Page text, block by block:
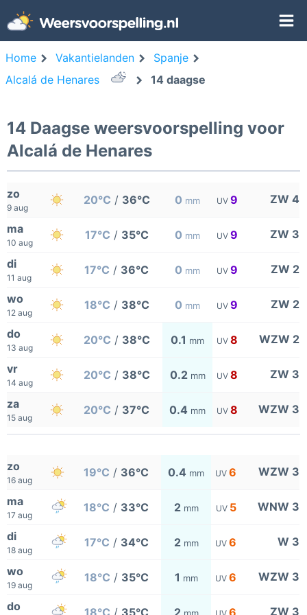
Home Vakantielanden
Spanje
Alcalá de Henares
14 daagse
14 Daagse weersvoorspelling voor
Alcalá de Henares
zo
9 aug
20°C / 36°C 0 mm UV 9 ZW 4
ma
10 aug
17°C / 35°C 0 mm UV 9 ZW 3
di
11 aug
17°C / 36°C 0 mm UV 9 ZW 2
wo
12 aug
18°C / 38°C 0 mm UV 9 ZW 2
do
13 aug
20°C / 38°C 0.1 mm UV 8 WZW 2
vr
14 aug
20°C / 38°C 0.2 mm UV 8 ZW 3
za
15 aug
20°C / 37°C 0.4 mm UV 8 WZW 3
zo
16 aug
19°C / 36°C 0.4 mm UV 6 WZW 3
ma
17 aug
18°C / 33°C 2 mm UV 5 WNW 3
di
18 aug
17°C / 34°C 2 mm UV 6 W 3
wo
19 aug
18°C / 35°C 1 mm UV 6 WZW 3
do 18°C / 35°C 2 6 ZW 3